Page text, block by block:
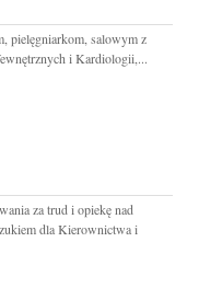
pielęgniarkom, salowym z
i Kardiologii,...
za trud i opiekę nad
dla Kierownictwa i